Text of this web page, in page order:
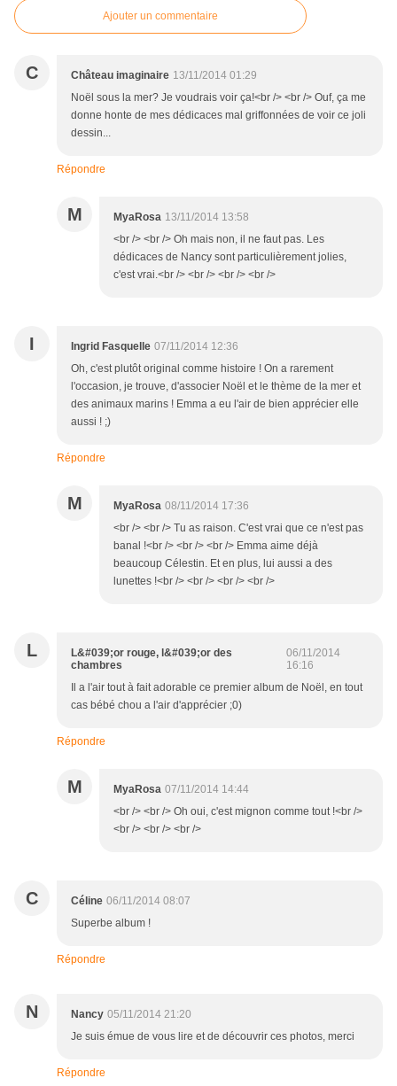
Ajouter un commentaire
C Château imaginaire 13/11/2014 01:29
Noël sous la mer? Je voudrais voir ça!<br /> <br /> Ouf, ça me
donne honte de mes dédicaces mal griffonnées de voir ce joli
dessin...
Répondre
M MyaRosa 13/11/2014 13:58
<br /> <br /> Oh mais non, il ne faut pas. Les
dédicaces de Nancy sont particulièrement jolies,
c'est vrai.<br /> <br /> <br /> <br />
I Ingrid Fasquelle 07/11/2014 12:36
Oh, c'est plutôt original comme histoire ! On a rarement
l'occasion, je trouve, d'associer Noël et le thème de la mer et
des animaux marins ! Emma a eu l'air de bien apprécier elle
aussi ! ;)
Répondre
M MyaRosa 08/11/2014 17:36
<br /> <br /> Tu as raison. C'est vrai que ce n'est pas
banal !<br /> <br /> <br /> Emma aime déjà
beaucoup Célestin. Et en plus, lui aussi a des
lunettes !<br /> <br /> <br /> <br />
L
L&#039;or rouge, l&#039;or des
chambres
06/11/2014
16:16
Il a l'air tout à fait adorable ce premier album de Noël, en tout
cas bébé chou a l'air d'apprécier ;0)
Répondre
M MyaRosa 07/11/2014 14:44
<br /> <br /> Oh oui, c'est mignon comme tout !<br />
<br /> <br /> <br />
C Céline 06/11/2014 08:07
Superbe album !
Répondre
N Nancy 05/11/2014 21:20
Je suis émue de vous lire et de découvrir ces photos, merci
Répondre